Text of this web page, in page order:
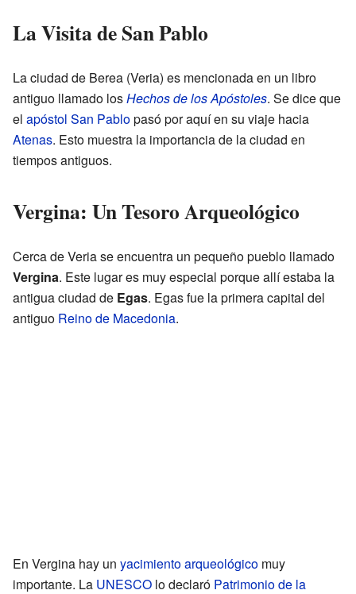
La Visita de San Pablo
La ciudad de Berea (Veria) es mencionada en un libro
antiguo llamado losHechos de los Apóstoles. Se dice que
el apóstol San Pablopasó por aquí en su viaje hacia
Atenas. Esto muestra la importancia de la ciudad en
tiempos antiguos.
Vergina: Un Tesoro Arqueológico
Cerca de Veria se encuentra un pequeño pueblo llamado
Vergina. Este lugar es muy especial porque allí estaba la
antigua ciudad de Egas. Egas fue la primera capital del
antiguo Reino de Macedonia.
En Vergina hay un yacimiento arqueológico muy
importante. La UNESCO lo declaró Patrimonio de la